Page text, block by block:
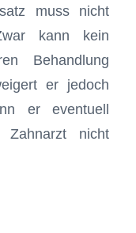
muss nicht
kann kein
Behandlung
er jedoch
er eventuell
Zahnarzt nicht